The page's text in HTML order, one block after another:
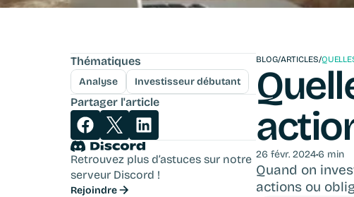
Thématiques
Analyse Investisseur débutant
Partager l'article
Retrouvez plus d’astuces sur notre
serveur Discord !
Rejoindre
BLOG/ARTICLES/
26 févr. 2024•6 min
Quand on
actions ou